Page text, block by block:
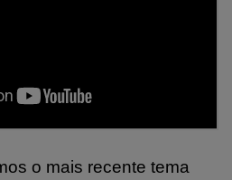
o mais recente tema